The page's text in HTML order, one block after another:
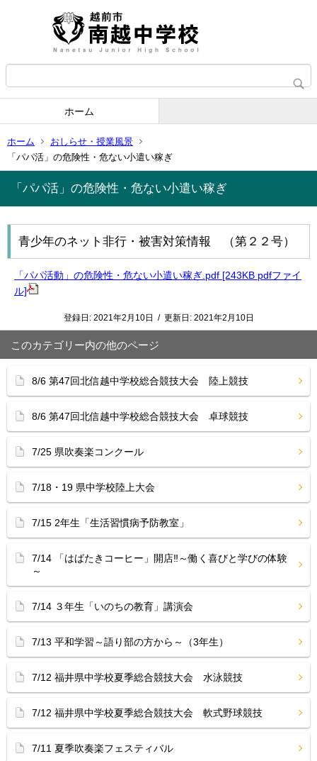
ホーム
ホーム
おしらせ・授業風景
「パパ活」の危険性・危ない小遣い稼ぎ
「パパ活」の危険性・危ない小遣い稼ぎ
青少年のネット非行・被害対策情報 （第２２号）
「パパ活動」の危険性・危ない小遣い稼ぎ.pdf [243KB pdfファイ
ル]
登録日: 2021年2月10日 / 更新日: 2021年2月10日
このカテゴリー内の他のページ
8/6 第47回北信越中学校総合競技大会 陸上競技
8/6 第47回北信越中学校総合競技大会 卓球競技
7/25 県吹奏楽コンクール
7/18・19 県中学校陸上大会
7/15 2年生「生活習慣病予防教室」
7/14 「はばたきコーヒー」開店‼︎～働く喜びと学びの体験
～
7/14 ３年生「いのちの教育」講演会
7/13 平和学習～語り部の方から～（3年生）
7/12 福井県中学校夏季総合競技大会 水泳競技
7/12 福井県中学校夏季総合競技大会 軟式野球競技
7/11 夏季吹奏楽フェスティバル